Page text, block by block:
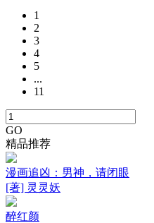
1
2
3
4
5
...
11
GO
精品推荐
漫画追凶：男神，请闭眼
[著] 灵灵妖
醉红颜